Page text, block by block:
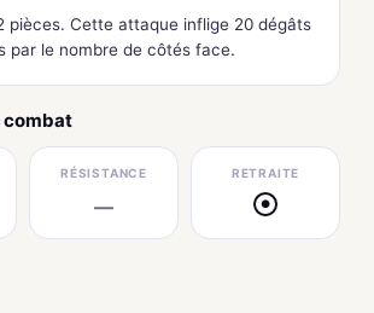
pièces. Cette attaque inflige 20 dégâts
par le nombre de côtés face.
combat
RÉSISTANCE
—
RETRAITE
●